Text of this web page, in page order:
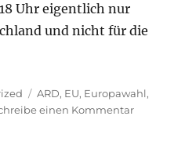
Uhr eigentlich nur
und nicht für die
Schlagwörter
ARD, EU, Europawahl,
einen Kommentarzu